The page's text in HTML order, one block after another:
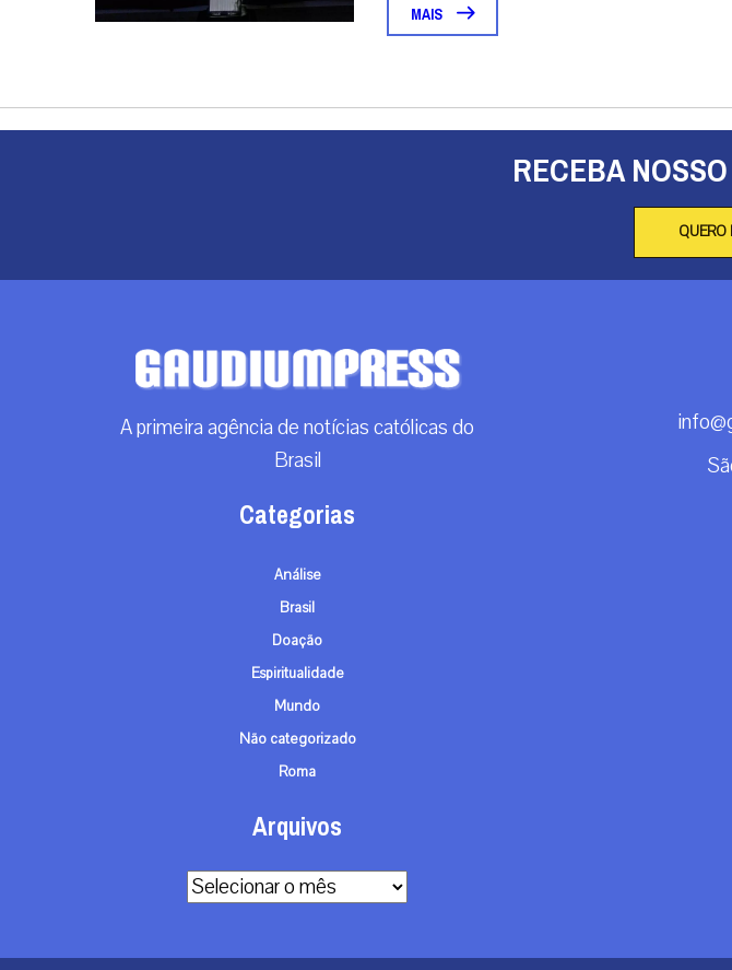
MAIS
RECEBA
QUERO
A primeira agência de notícias católicas do
Brasil
Categorias
Análise
Brasil
Doação
Espiritualidade
Mundo
Não categorizado
Roma
Arquivos
Arquivos